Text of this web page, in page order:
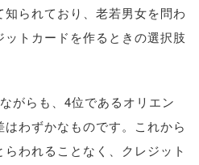
られており、老若男女を問わ
トカードを作るときの選択肢
がらも、4位であるオリエン
はわずかなものです。これから
われることなく、クレジット